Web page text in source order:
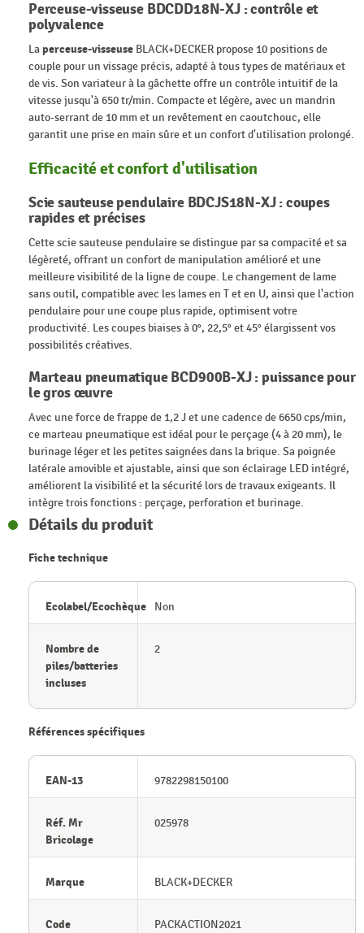
Perceuse-visseuse BDCDD18N-XJ : contrôle et
polyvalence
Laperceuse-visseuse BLACK+DECKER propose 10 positions de
couple pour un vissage précis, adapté à tous types de matériaux et
de vis. Son variateur à la gâchette offre un contrôle intuitif de la
vitesse jusqu'à 650 tr/min. Compacte et légère, avec un mandrin
auto-serrant de 10 mm et un revêtement en caoutchouc, elle
garantit une prise en main sûre et un confort d'utilisation prolongé.
Efficacité et confort d'utilisation
Scie sauteuse pendulaire BDCJS18N-XJ : coupes
rapides et précises
Cette scie sauteuse pendulaire se distingue par sa compacité et sa
légèreté, offrant un confort de manipulation amélioré et une
meilleure visibilité de la ligne de coupe. Le changement de lame
sans outil, compatible avec les lames en T et en U, ainsi que l'action
pendulaire pour une coupe plus rapide, optimisent votre
productivité. Les coupes biaises à 0°, 22,5° et 45° élargissent vos
possibilités créatives.
Marteau pneumatique BCD900B-XJ : puissance pour
le gros œuvre
Avec une force de frappe de 1,2 J et une cadence de 6650 cps/min,
ce marteau pneumatique est idéal pour le perçage (4 à 20 mm), le
burinage léger et les petites saignées dans la brique. Sa poignée
latérale amovible et ajustable, ainsi que son éclairage LED intégré,
améliorent la visibilité et la sécurité lors de travaux exigeants. Il
intègre trois fonctions : perçage, perforation et burinage.
Détails du produit
Fiche technique
Ecolabel/Ecochèque Non
Nombre de
piles/batteries
incluses
2
Références spécifiques
EAN-13 9782298150100
Réf. Mr
Bricolage
025978
Marque BLACK+DECKER
Code
PACKACTION2021